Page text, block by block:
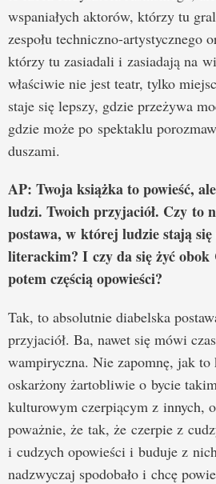
wspaniałych aktorów, którzy tu
zespołu techniczno-artystycznego
którzy tu zasiadali i zasiadają na
właściwie nie jest teatr, tylko
staje się lepszy, gdzie przeżywa
gdzie może po spektaklu
duszami.
AP: Twoja książka to powieść,
ludzi. Twoich przyjaciół. Czy to
postawa, w której ludzie stają się
literackim? I czy da się żyć obok
potem częścią opowieści?
Tak, to absolutnie diabelska
przyjaciół. Ba, nawet się mówi
wampiryczna. Nie zapomnę, jak
oskarżony żartobliwie o bycie
kulturowym czerpiącym z innych,
poważnie, że tak, że czerpie z
i cudzych opowieści i buduje z
nadzwyczaj spodobało i chcę